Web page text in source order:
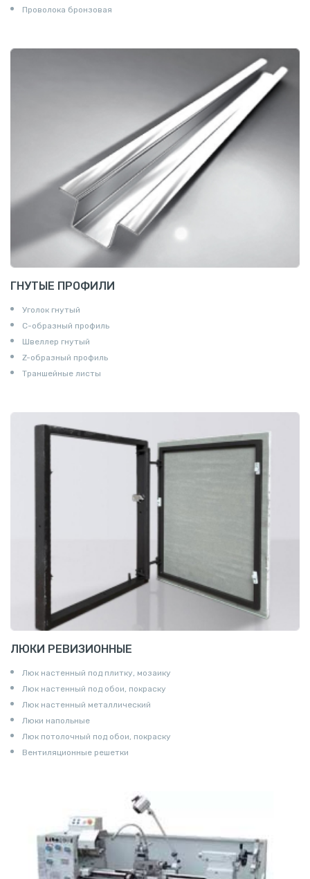
Проволока бронзовая
ГНУТЫЕ ПРОФИЛИ
Уголок гнутый
С-образный профиль
Швеллер гнутый
Z-образный профиль
Траншейные листы
ЛЮКИ РЕВИЗИОННЫЕ
Люк настенный под плитку, мозаику
Люк настенный под обои, покраску
Люк настенный металлический
Люки напольные
Люк потолочный под обои, покраску
Вентиляционные решетки